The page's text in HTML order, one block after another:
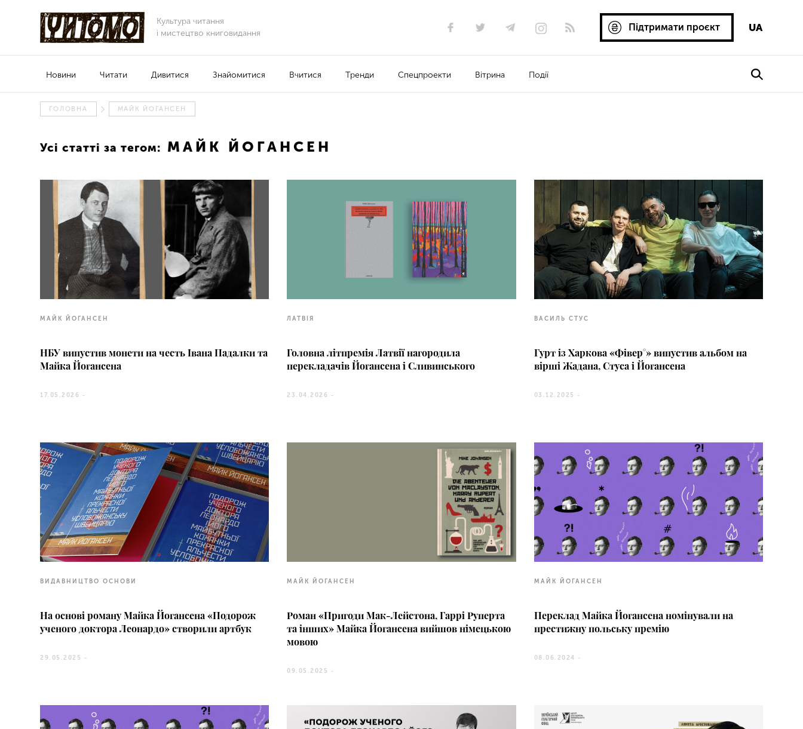
Культура читання
і мистецтво книговидання
UA
Підтримати проєкт
Новини Читати Дивитися Знайомитися Вчитися Тренди Спецпроекти Вітрина Події
ГОЛОВНА МАЙК ЙОГАНСЕН
Усі статті за тегом: МАЙК ЙОГАНСЕН
МАЙК ЙОГАНСЕН
НБУ випустив монети на честь Івана Падалки та
Майка Йогансена
17.05.2026 -
ЛАТВІЯ
Головна літпремія Латвії нагородила
перекладачів Йогансена і Сливинського
23.04.2026 -
ВАСИЛЬ СТУС
Гурт із Харкова «Фівер°» випустив альбом на
вірші Жадана, Стуса і Йогансена
03.12.2025 -
ВИДАВНИЦТВО ОСНОВИ
На основі роману Майка Йогансена «Подорож
ученого доктора Леонардо» створили артбук
29.05.2025 -
МАЙК ЙОГАНСЕН
Роман «Пригоди Мак-Лейстона, Гаррі Руперта
та інших» Майка Йогансена вийшов німецькою
мовою
09.05.2025 -
МАЙК ЙОГАНСЕН
Переклад Майка Йогансена номінували на
престижну польську премію
08.06.2024 -